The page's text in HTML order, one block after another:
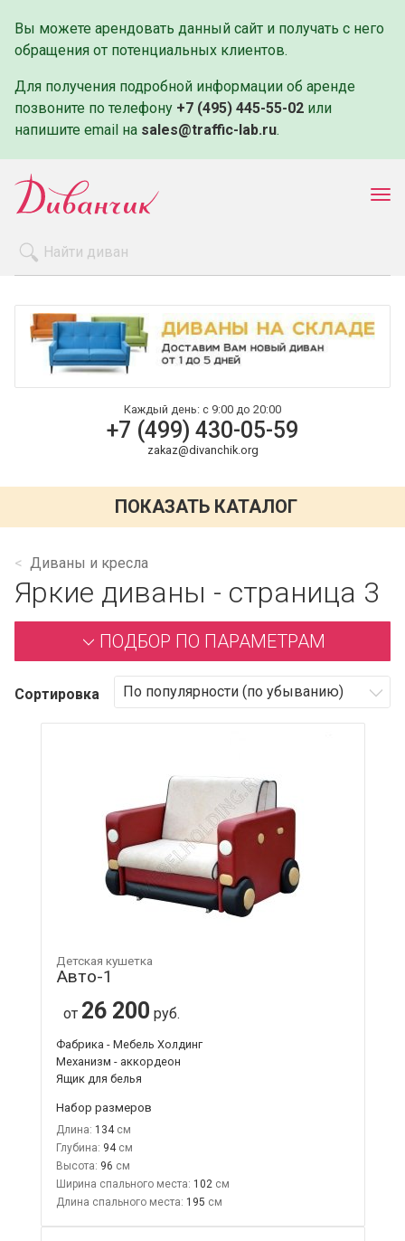
Вы можете арендовать данный сайт и получать с него
обращения от потенциальных клиентов.
Для получения подробной информации об аренде
позвоните по телефону +7 (495) 445-55-02 или
напишите email на sales@traffic-lab.ru.
Оплата и доставка
Контакты
Каждый день: с 9:00 до 20:00
+7 (499) 430-05-59
zakaz@divanchik.org
ПОКАЗАТЬ КАТАЛОГ
Диваны и кресла
Яркие диваны - страница 3
ПОДБОР ПО ПАРАМЕТРАМ
Сортировка
Детская кушетка
Авто-1
от 26 200 руб.
Фабрика - Мебель Холдинг
Механизм - аккордеон
Ящик для белья
Набор размеров
Длина: 134
Глубина: 94
Высота: 96
Ширина спального места: 102
Длина спального места: 195